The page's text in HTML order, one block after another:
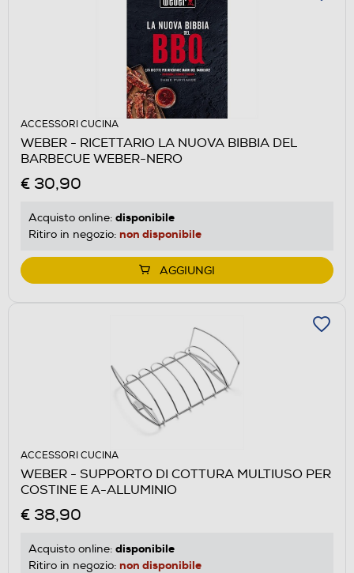
ACCESSORI CUCINA
WEBER - RICETTARIO LA NUOVA BIBBIA DEL
BARBECUE WEBER-NERO
€ 30,90
Acquisto online: disponibile
Ritiro in negozio: non disponibile
AGGIUNGI
ACCESSORI CUCINA
WEBER - SUPPORTO DI COTTURA MULTIUSO PER
COSTINE E A-ALLUMINIO
€ 38,90
Acquisto online: disponibile
Ritiro in negozio: non disponibile